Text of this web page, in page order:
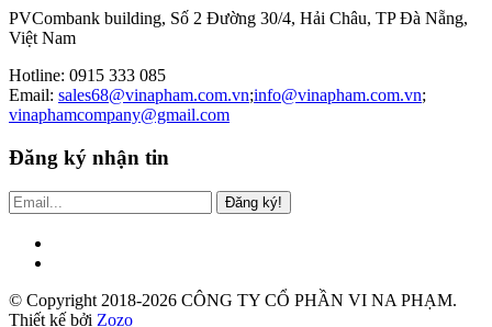
PVCombank building, Số 2 Đường 30/4, Hải Châu, TP Đà Nẵng,
Việt Nam
Hotline: 0915 333 085
Email: sales68@vinapham.com.vn;info@vinapham.com.vn;
vinaphamcompany@gmail.com
Đăng ký nhận tin
Đăng ký!
© Copyright 2018-2026 CÔNG TY CỔ PHẦN VI NA PHẠM.
Thiết kế bởi Zozo